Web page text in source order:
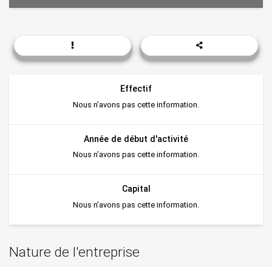
Effectif
Nous n’avons pas cette information.
Année de début d'activité
Nous n’avons pas cette information.
Capital
Nous n’avons pas cette information.
Nature de l'entreprise